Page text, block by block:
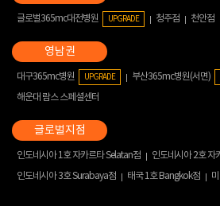
글로벌365mc대전병원 UPGRADE 청주점 천안점
대구365mc병원 UPGRADE 부산365mc병원(서면)
해운대 람스 스페셜센터
인도네시아 1호 자카르타 Selatan점
인도네시아 2호 자
인도네시아 3호 Surabaya점
태국 1호 Bangkok점